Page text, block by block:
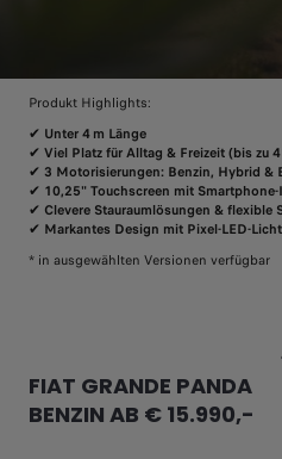
Produkt Highlights:
✔ Unter 4 m Länge
✔ Viel Platz für Alltag & Freizeit (bis zu
✔ 3 Motorisierungen: Benzin, Hybrid &
✔ 10,25" Touchscreen mit
✔ Clevere Stauraumlösungen & flexible
✔ Markantes Design mit
* in ausgewählten Versionen verfügbar
FIAT GRANDE PANDA
BENZIN AB € 15.990,-